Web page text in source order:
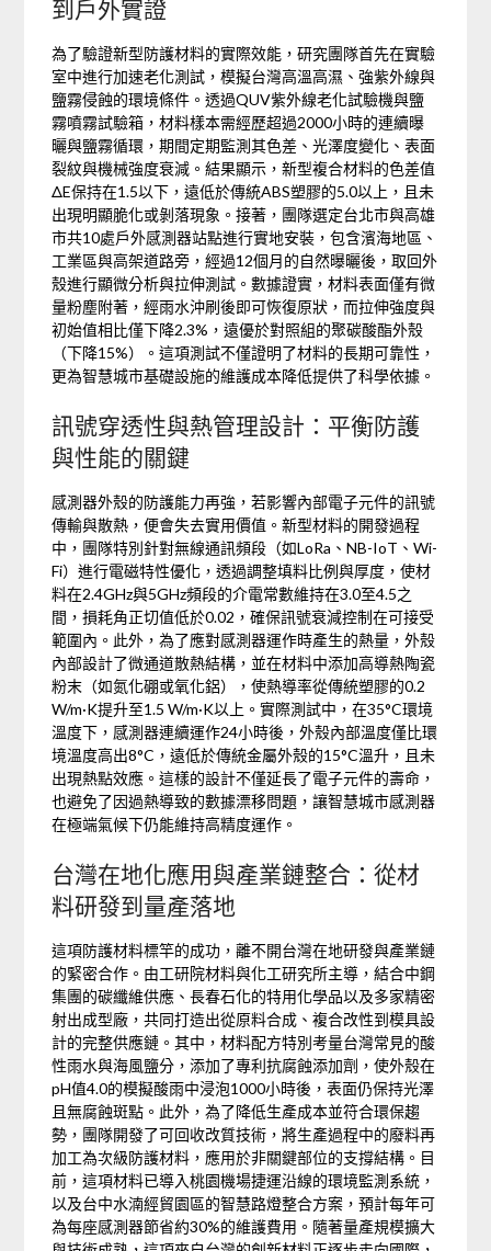
到戶外實證
為了驗證新型防護材料的實際效能，研究團隊首先在實驗
室中進行加速老化測試，模擬台灣高溫高濕、強紫外線與
鹽霧侵蝕的環境條件。透過QUV紫外線老化試驗機與鹽
霧噴霧試驗箱，材料樣本需經歷超過2000小時的連續曝
曬與鹽霧循環，期間定期監測其色差、光澤度變化、表面
裂紋與機械強度衰減。結果顯示，新型複合材料的色差值
ΔE保持在1.5以下，遠低於傳統ABS塑膠的5.0以上，且未
出現明顯脆化或剝落現象。接著，團隊選定台北市與高雄
市共10處戶外感測器站點進行實地安裝，包含濱海地區、
工業區與高架道路旁，經過12個月的自然曝曬後，取回外
殼進行顯微分析與拉伸測試。數據證實，材料表面僅有微
量粉塵附著，經雨水沖刷後即可恢復原狀，而拉伸強度與
初始值相比僅下降2.3%，遠優於對照組的聚碳酸酯外殼
（下降15%）。這項測試不僅證明了材料的長期可靠性，
更為智慧城市基礎設施的維護成本降低提供了科學依據。
訊號穿透性與熱管理設計：平衡防護
與性能的關鍵
感測器外殼的防護能力再強，若影響內部電子元件的訊號
傳輸與散熱，便會失去實用價值。新型材料的開發過程
中，團隊特別針對無線通訊頻段（如LoRa、NB-IoT、Wi-
Fi）進行電磁特性優化，透過調整填料比例與厚度，使材
料在2.4GHz與5GHz頻段的介電常數維持在3.0至4.5之
間，損耗角正切值低於0.02，確保訊號衰減控制在可接受
範圍內。此外，為了應對感測器運作時產生的熱量，外殼
內部設計了微通道散熱結構，並在材料中添加高導熱陶瓷
粉末（如氮化硼或氧化鋁），使熱導率從傳統塑膠的0.2
W/m·K提升至1.5 W/m·K以上。實際測試中，在35°C環境
溫度下，感測器連續運作24小時後，外殼內部溫度僅比環
境溫度高出8°C，遠低於傳統金屬外殼的15°C溫升，且未
出現熱點效應。這樣的設計不僅延長了電子元件的壽命，
也避免了因過熱導致的數據漂移問題，讓智慧城市感測器
在極端氣候下仍能維持高精度運作。
台灣在地化應用與產業鏈整合：從材
料研發到量產落地
這項防護材料標竿的成功，離不開台灣在地研發與產業鏈
的緊密合作。由工研院材料與化工研究所主導，結合中鋼
集團的碳纖維供應、長春石化的特用化學品以及多家精密
射出成型廠，共同打造出從原料合成、複合改性到模具設
計的完整供應鏈。其中，材料配方特別考量台灣常見的酸
性雨水與海風鹽分，添加了專利抗腐蝕添加劑，使外殼在
pH值4.0的模擬酸雨中浸泡1000小時後，表面仍保持光澤
且無腐蝕斑點。此外，為了降低生產成本並符合環保趨
勢，團隊開發了可回收改質技術，將生產過程中的廢料再
加工為次級防護材料，應用於非關鍵部位的支撐結構。目
前，這項材料已導入桃園機場捷運沿線的環境監測系統，
以及台中水湳經貿園區的智慧路燈整合方案，預計每年可
為每座感測器節省約30%的維護費用。隨著量產規模擴大